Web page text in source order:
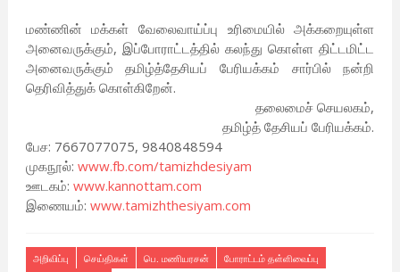
மண்ணின் மக்கள் வேலைவாய்ப்பு உரிமையில் அக்கறையுள்ள
அனைவருக்கும், இப்போராட்டத்தில் கலந்து கொள்ள திட்டமிட்ட
அனைவருக்கும் தமிழ்த்தேசியப் பேரியக்கம் சார்பில் நன்றி
தெரிவித்துக் கொள்கிறேன்.
தலைமைச் செயலகம்,
தமிழ்த் தேசியப் பேரியக்கம்.
பேச: 7667077075, 9840848594
முகநூல்: www.fb.com/tamizhdesiyam
ஊடகம்: www.kannottam.com
இணையம்: www.tamizhthesiyam.com
அறிவிப்பு செய்திகள் பெ. மணியரசன்
போராட்டம் தள்ளிவைப்பு